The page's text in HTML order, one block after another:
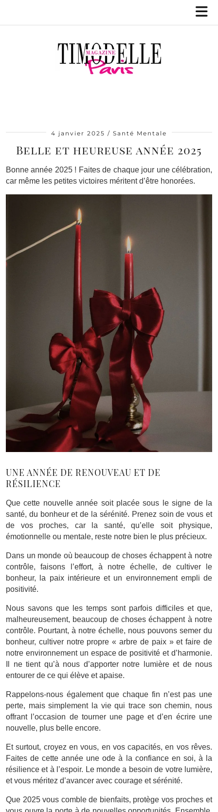
4 janvier 2025 Santé Mentale
Belle et heureuse année 2025
Bonne année 2025 ! Faites de chaque jour une célébration,
car même les petites victoires méritent d’être honorées.
UNE ANNÉE DE RENOUVEAU ET DE
RÉSILIENCE
Que cette nouvelle année soit placée sous le signe de la
santé, du bonheur et de la sérénité. Prenez soin de vous et
de vos proches, car la santé, qu’elle soit physique,
émotionnelle ou mentale, reste notre bien le plus précieux.
Dans un monde où beaucoup de choses échappent à notre
contrôle, faisons l’effort, à notre échelle, de cultiver le
bonheur, la paix intérieure et un environnement empli de
positivité.
Nous savons que les temps sont parfois difficiles et que,
malheureusement, beaucoup de choses échappent à notre
contrôle. Pourtant, à notre échelle, nous pouvons semer du
bonheur, cultiver notre propre « arbre de paix » et faire de
notre environnement un espace de positivité et d’harmonie.
Il ne tient qu’à nous d’apporter notre lumière et de nous
entourer de ce qui élève et apaise.
Rappelons-nous également que chaque fin n’est pas une
perte, mais simplement la vie qui trace son chemin, nous
offrant l’occasion de tourner une page et d’en écrire une
nouvelle, plus belle encore.
Et surtout, croyez en vous, en vos capacités, en vos rêves.
Faites de cette année une ode à la confiance en soi, à la
résilience et à l’espoir. Le monde a besoin de votre lumière,
et vous méritez d’avancer avec courage et sérénité.
Que 2025 vous comble de bienfaits, protège vos proches et